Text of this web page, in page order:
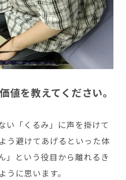
を教えてください。
い「くるみ」に声を掛けて
う避けてあげるといった体
」という役目から離れるき
うに思います。